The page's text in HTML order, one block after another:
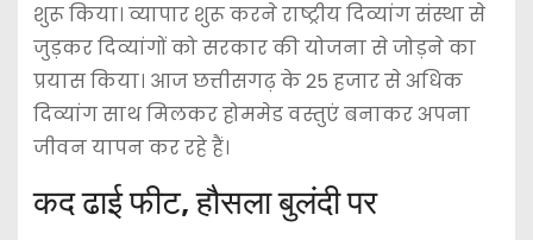
शुरू किया। व्यापार शुरू करने राष्ट्रीय दिव्यांग संस्था से
जुड़कर दिव्यांगों को सरकार की योजना से जोड़ने का
प्रयास किया। आज छत्तीसगढ़ के 25 हजार से अधिक
दिव्यांग साथ मिलकर होममेड वस्तुएं बनाकर अपना
जीवन यापन कर रहे हैं।
कद ढाई फीट, हौसला बुलंदी पर